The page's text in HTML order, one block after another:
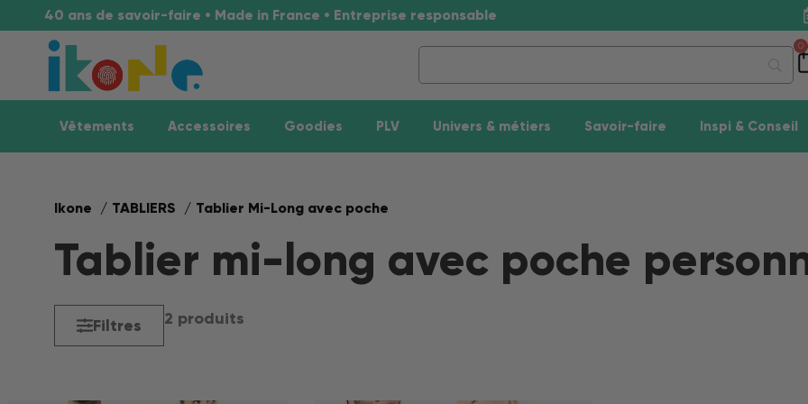
40 ans de savoir-faire • Made in France • Entreprise responsable
0
Vêtements Accessoires Goodies PLV Univers & métiers Savoir-faire Inspi & Conseil
Ikone TABLIERS Tablier Mi-Long avec poche
Tablier mi-long avec poche
Filtres 2 produits